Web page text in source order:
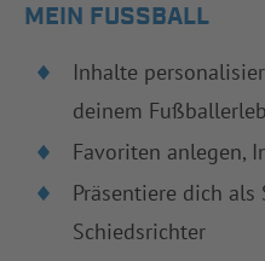
MEIN FUSSBALL
Inhalte
deinem
Favoriten anlegen,
Präsentiere dich als
Schiedsrichter